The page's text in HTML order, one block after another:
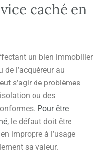
caché en
un bien immobilier
de l’acquéreur au
s’agir de problèmes
ou des
Pour être
le défaut doit être
impropre à l’usage
sa valeur.